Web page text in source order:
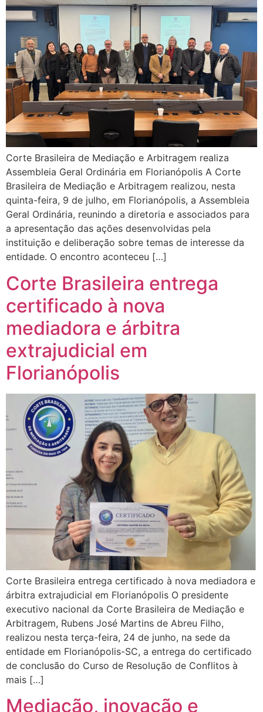
Corte Brasileira de Mediação e Arbitragem realiza
Assembleia Geral Ordinária em Florianópolis A Corte
Brasileira de Mediação e Arbitragem realizou, nesta
quinta-feira, 9 de julho, em Florianópolis, a Assembleia
Geral Ordinária, reunindo a diretoria e associados para
a apresentação das ações desenvolvidas pela
instituição e deliberação sobre temas de interesse da
entidade. O encontro aconteceu […]
Corte Brasileira entrega
certificado à nova
mediadora e árbitra
extrajudicial em
Florianópolis
Corte Brasileira entrega certificado à nova mediadora e
árbitra extrajudicial em Florianópolis O presidente
executivo nacional da Corte Brasileira de Mediação e
Arbitragem, Rubens José Martins de Abreu Filho,
realizou nesta terça-feira, 24 de junho, na sede da
entidade em Florianópolis-SC, a entrega do certificado
de conclusão do Curso de Resolução de Conflitos à
mais […]
Mediação, inovação e